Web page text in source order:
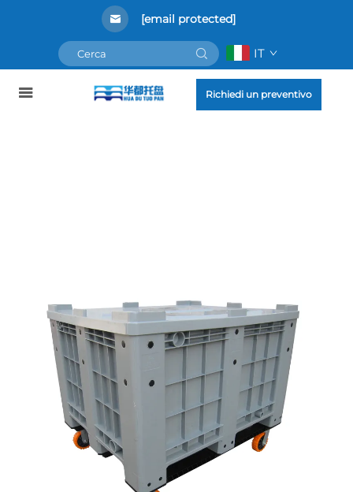
[email protected]
IT
Richiedi un preventivo